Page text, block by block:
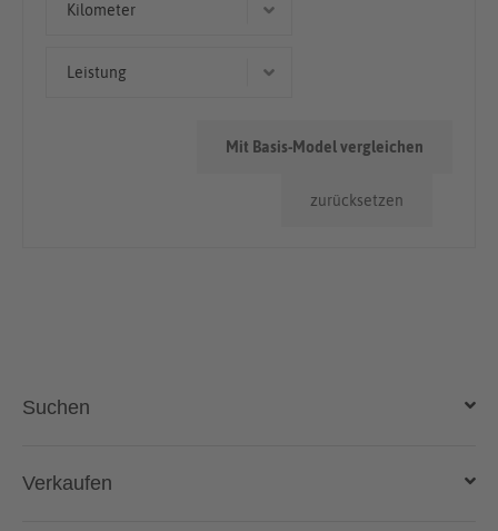
Kilometer
Leistung
zurücksetzen
Mit Basis-Model vergleichen
Suchen
Auto kaufen
Verkaufen